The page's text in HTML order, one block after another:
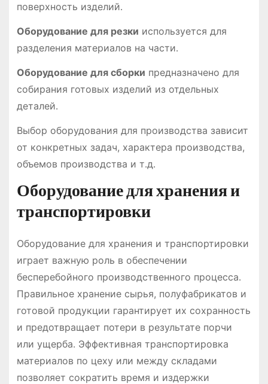
поверхность изделий․
Оборудование для резки используется для
разделения материалов на части․
Оборудование для сборки предназначено для
собирания готовых изделий из отдельных
деталей․
Выбор оборудования для производства зависит
от конкретных задач, характера производства,
объемов производства и т․д․
Оборудование для хранения и
транспортировки
Оборудование для хранения и транспортировки
играет важную роль в обеспечении
бесперебойного производственного процесса․
Правильное хранение сырья, полуфабрикатов и
готовой продукции гарантирует их сохранность
и предотвращает потери в результате порчи
или ущерба․ Эффективная транспортировка
материалов по цеху или между складами
позволяет сократить время и издержки